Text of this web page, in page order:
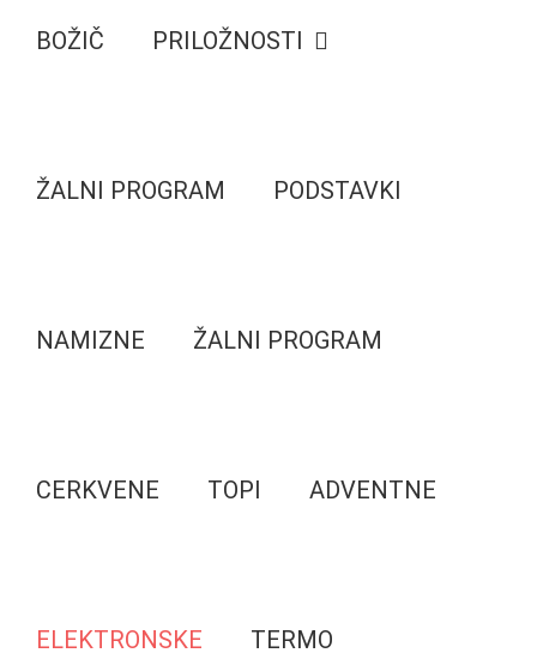
BOŽIČ PRILOŽNOSTI
ŽALNI PROGRAM PODSTAVKI
NAMIZNE ŽALNI PROGRAM
CERKVENE TOPI ADVENTNE
ELEKTRONSKE TERMO